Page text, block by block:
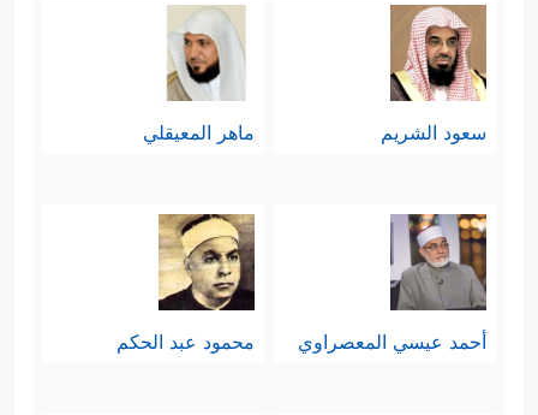
سعود الشريم ماهر المعيقلي
أحمد عيسي المعصراوي محمود عبد الحكم